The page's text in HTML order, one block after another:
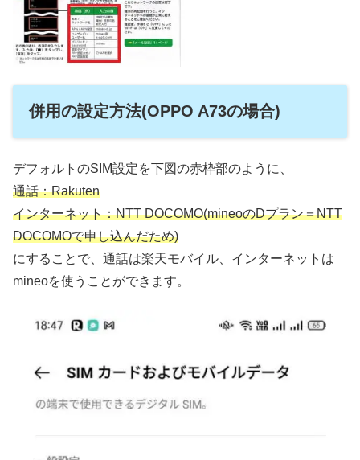
併用の設定方法(OPPO A73の場合)
デフォルトのSIM設定を下図の赤枠部のように、
通話：Rakuten
インターネット：NTT DOCOMO(mineoのDプラン＝NTT
DOCOMOで申し込んだため)
にすることで、通話は楽天モバイル、インターネットは
mineoを使うことができます。